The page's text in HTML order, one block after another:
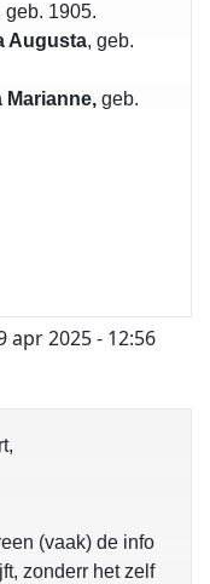
geb. 1905.
Augusta, geb.
Marianne, geb.
apr 2025 - 12:56
(vaak) de info
zonderr het zelf